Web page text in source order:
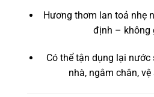
Hương thơm lan toả nhẹ
định – không
Có thể tận dụng lại
nhà, ngâm chân,